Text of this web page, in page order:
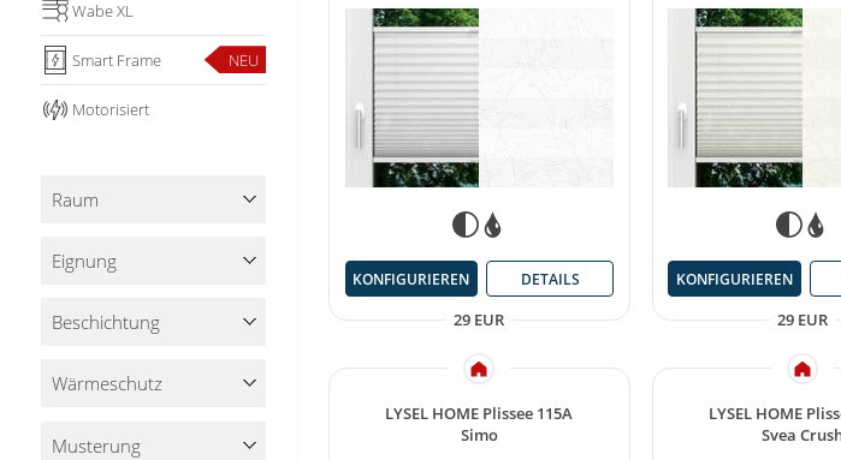
Wabe XL
Smart Frame NEU
Motorisiert
Raum
Eignung
Beschichtung
Wärmeschutz
Musterung
29 EUR
KONFIGURIEREN DETAILS
29 EUR
KONFIGURIEREN
LYSEL HOME Plissee 115A
Simo
LYSEL HOME
Svea